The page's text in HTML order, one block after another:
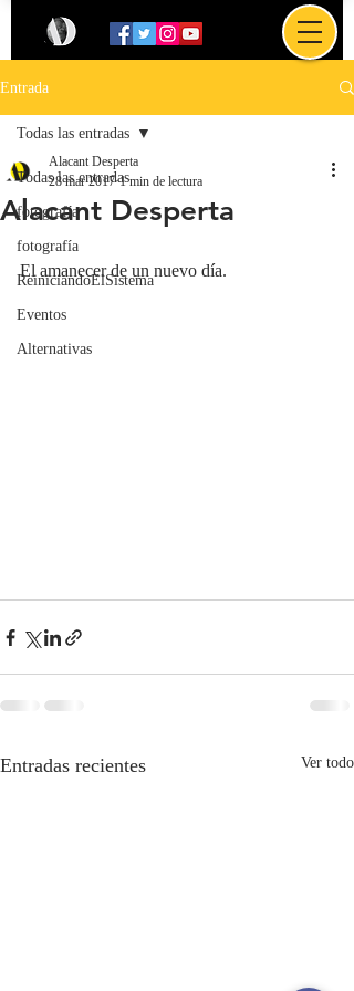
Entrada
Todas las entradas
fotografía
fotografía
ReiniciandoElSistema
Eventos
Alternativas
Todas las entradas
Alacant Desperta
Alacant Desperta
28 mar 2017 1 min de lectura
El amanecer de un nuevo día.
Entradas recientes Ver todo